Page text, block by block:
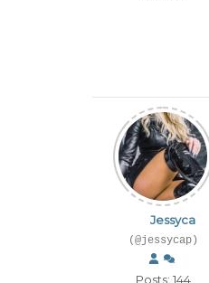
Jessyca
(@jessycap)
Posts: 144